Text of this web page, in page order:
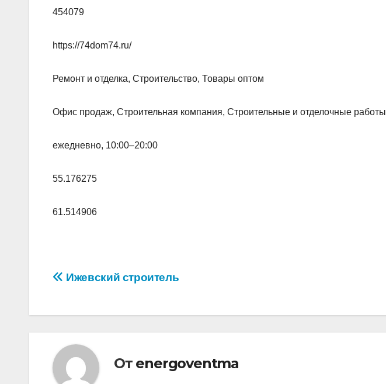
454079
https://74dom74.ru/
Ремонт и отделка, Строительство, Товары оптом
Офис продаж, Строительная компания, Строительные и отделочные работы
ежедневно, 10:00–20:00
55.176275
61.514906
Навигация
Ижевский строитель
От energoventma